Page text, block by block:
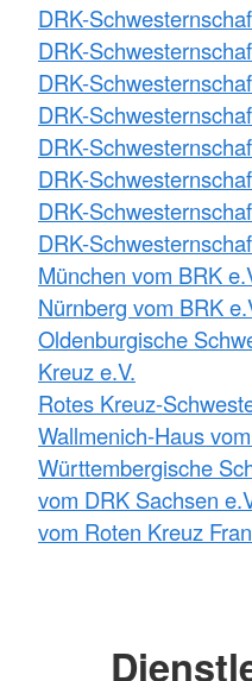
DRK-
DRK-
DRK-
DRK-
DRK-
DRK-
DRK-
DRK-
München vom BRK
Nürnberg vom BRK
Oldenburgische
Kreuz e.V.
Rotes Kreuz-
Wallmenich-Haus
Württembergische
vom DRK Sachsen
vom Roten Kreuz